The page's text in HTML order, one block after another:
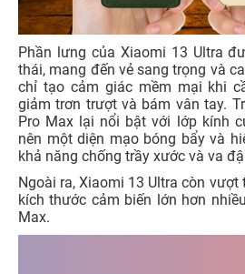
Phần lưng của Xiaomi 13 Ultra
thái, mang đến vẻ sang trọng và
chỉ tạo cảm giác mềm mại khi
giảm trơn trượt và bám vân tay.
Pro Max lại nổi bật với lớp kính
nên một diện mạo bóng bẩy và
khả năng chống trầy xước và va
Ngoài ra, Xiaomi 13 Ultra còn vượt
kích thước cảm biến lớn hơn
Max.